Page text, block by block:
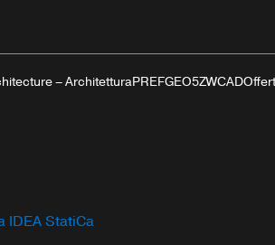
– ArchitetturaPREFGEO5ZWCAD
IDEA StatiCa